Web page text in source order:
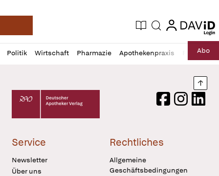
Deutsche Apotheker Zeitung
Aktuelle Ausgabe
Suche login
login
Politik Wirtschaft Pharmazie Apothekenpraxis RechtAbo
Profil
öffnen
Daz
Pur
Deutscher Apotheker Verlag Logo
FacebookInstagram
Service
Newsletter
Über uns
Rechtliches
Allgemeine
Geschäftsbedingungen